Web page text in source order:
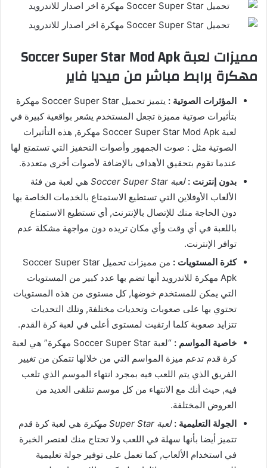
مميزات لعبة Soccer Super Star Mod Apk
مهكرة برابط مباشر من ميديا فاير
المؤثرات الصوتية :
يتميز تحميل Soccer Super Star مهكرة
بتأثيرات صوتية مميزة تجعل المستخدم يشعر بواقعية كبيرة في
لعبة Soccer Super Star Mod Apk مهكرة, هذه التأثيرات
الصوتية مثل : صوت الجمهور وأصوات التحفيز التي تستمتع لها
عندما تقوم بتحقيق الأهداف بالإضافة لأصوات أخرى متعددة.
بدون إنترنت : لعبة Soccer Super Star
هي لعبة من فئة
الألعاب الأوفلاين التي تستطيع الاستمتاع بالخدمات الخاصة بها
دون الحاجة منك للإتصال بالإنترنت, أي تستطيع الاستمتاع
باللعبة في أي وقت وأي مكان تريده دون مواجهة مشكلة عدم
توافر الإنترنت.
كثرة المستويات :
من مميزات تحميل Soccer Super Star
Apk مهكرة للاندرويد أنها تضم بها عدد كبير من المستويات
التي يمكن للمستخدم خوضها, كل مستوى من هذه المستويات
تحتوي بها على صعوبات وتحديات مختلفة, وتلك التحديات
تتزايد صعوبة كلما ارتقيت لمستوى أعلى في لعبة كرة القدم.
خاصية المواسم :
“لعبة Soccer Super Star مهكرة” هي لعبة
كرة قدم تدعم ميزة المواسم التي من خلالها تتمكن من تغيير
الفريق الذي يتم اللعب فيه بمجرد انتهاء الموسم الذي تلعب
فيه, حيث أنك مع الانتهاء من كل موسم تتلقى العديد من
العروض المختلفة.
الجولة التعليمية : لعبة Super Star مهكرة
هي لعبة كرة قدم
تتميز أيضا بأنها سهلة في اللعب ولا تحتاج منك لعنصر الخبرة
في استخدام الألعاب, كما تعمل على توفير جولة تعليمية